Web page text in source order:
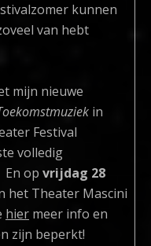
kunnen
van hebt
mijn nieuwe
in
Festival
volledig
op vrijdag 28
het Theater Mascini
hier meer info en
zijn beperkt!